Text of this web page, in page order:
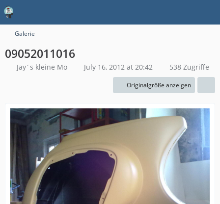
Galerie
09052011016
Jay´s kleine Mö July 16, 2012 at 20:42 538 Zugriffe
Originalgröße anzeigen